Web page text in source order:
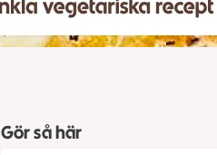
Gör så här